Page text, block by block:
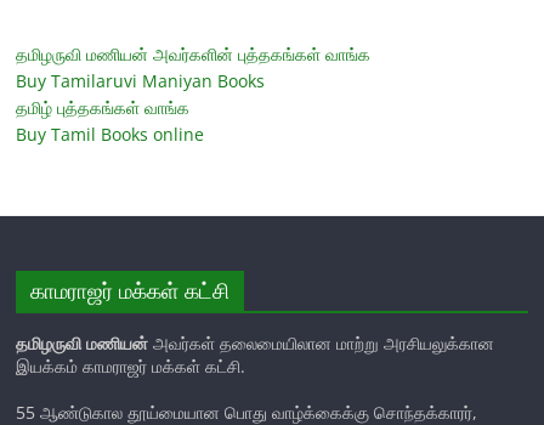
தமிழருவி மணியன் அவர்களின் புத்தகங்கள் வாங்க
Buy Tamilaruvi Maniyan Books
தமிழ் புத்தகங்கள் வாங்க
Buy Tamil Books online
காமராஜர் மக்கள் கட்சி
தமிழருவி மணியன் அவர்கள் தலைமையிலான மாற்று அரசியலுக்கான
இயக்கம் காமராஜர் மக்கள் கட்சி.
55 ஆண்டுகால தூய்மையான பொது வாழ்க்கைக்கு சொந்தக்காரர்,